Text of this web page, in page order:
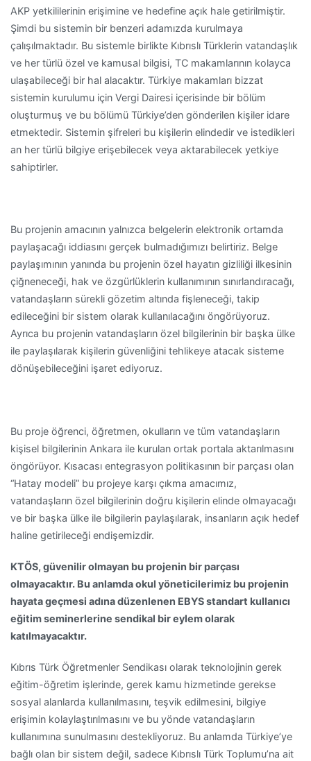
AKP yetkililerinin erişimine ve hedefine açık hale getirilmiştir.
Şimdi bu sistemin bir benzeri adamızda kurulmaya
çalışılmaktadır. Bu sistemle birlikte Kıbrıslı Türklerin vatandaşlık
ve her türlü özel ve kamusal bilgisi, TC makamlarının kolayca
ulaşabileceği bir hal alacaktır. Türkiye makamları bizzat
sistemin kurulumu için Vergi Dairesi içerisinde bir bölüm
oluşturmuş ve bu bölümü Türkiye’den gönderilen kişiler idare
etmektedir. Sistemin şifreleri bu kişilerin elindedir ve istedikleri
an her türlü bilgiye erişebilecek veya aktarabilecek yetkiye
sahiptirler.
Bu projenin amacının yalnızca belgelerin elektronik ortamda
paylaşacağı iddiasını gerçek bulmadığımızı belirtiriz. Belge
paylaşımının yanında bu projenin özel hayatın gizliliği ilkesinin
çiğneneceği, hak ve özgürlüklerin kullanımının sınırlandıracağı,
vatandaşların sürekli gözetim altında fişleneceği, takip
edileceğini bir sistem olarak kullanılacağını öngörüyoruz.
Ayrıca bu projenin vatandaşların özel bilgilerinin bir başka ülke
ile paylaşılarak kişilerin güvenliğini tehlikeye atacak sisteme
dönüşebileceğini işaret ediyoruz.
Bu proje öğrenci, öğretmen, okulların ve tüm vatandaşların
kişisel bilgilerinin Ankara ile kurulan ortak portala aktarılmasını
öngörüyor. Kısacası entegrasyon politikasının bir parçası olan
“Hatay modeli” bu projeye karşı çıkma amacımız,
vatandaşların özel bilgilerinin doğru kişilerin elinde olmayacağı
ve bir başka ülke ile bilgilerin paylaşılarak, insanların açık hedef
haline getirileceği endişemizdir.
KTÖS, güvenilir olmayan bu projenin bir parçası
olmayacaktır. Bu anlamda okul yöneticilerimiz bu projenin
hayata geçmesi adına düzenlenen EBYS standart kullanıcı
eğitim seminerlerine sendikal bir eylem olarak
katılmayacaktır.
Kıbrıs Türk Öğretmenler Sendikası olarak teknolojinin gerek
eğitim-öğretim işlerinde, gerek kamu hizmetinde gerekse
sosyal alanlarda kullanılmasını, teşvik edilmesini, bilgiye
erişimin kolaylaştırılmasını ve bu yönde vatandaşların
kullanımına sunulmasını destekliyoruz. Bu anlamda Türkiye’ye
bağlı olan bir sistem değil, sadece Kıbrıslı Türk Toplumu’na ait